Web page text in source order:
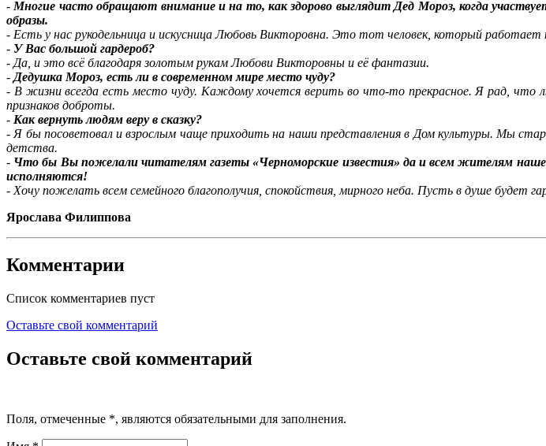
- Многие часто обращают внимание и на то, как здорово выглядит Дед Мороз, когда
образы.
- Есть у нас рукодельница и искусница Любовь Викторовна. Это тот человек, который
- У Вас большой гардероб?
- Да, и это всё благодаря золотым рукам Любови Викторовны и её фантазии.
- Дедушка Мороз, есть ли в современном мире место чуду?
- В жизни всегда есть место чуду. Каждому хочется верить во что-то прекрасное. Я рад,
признаков доброты.
- Как вернуть людям веру в сказку?
- Я бы посоветовал и взрослым чаще приходить на наши представления в Дом культуры. Мы
детства.
- Что бы Вы пожелали читателям газеты «Черноморские известия» да и всем жителям
исполняются!
- Хочу пожелать всем семейного благополучия, спокойствия, мирного неба. Пусть в душе будет
Ярослава Филиппова
Комментарии
Список комментариев пуст
Оставьте свой комментарий
Оставьте свой комментарий
Поля, отмеченные *, являются обязательными для заполнения.